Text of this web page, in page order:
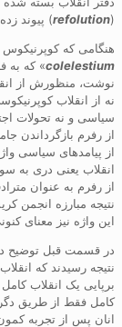
(
refolution) پیوند
هنگامی که
colelestium» که به
نوشت، منظورش از
نه از انقلاب
سیاسی و نه تحولات
از رفرم بازگرداندن
از پیامدهای سیاسی
انقلاب یعنی دری به
از رفرم به عنوان
نتیجه مبارزه انجمن
این واژه نیز معنای
در قسمت قبل توضیح
نتیجه رسیدند که
برپایی یک انقلاب
کامل فقط از طریق
انان پس از تجربه